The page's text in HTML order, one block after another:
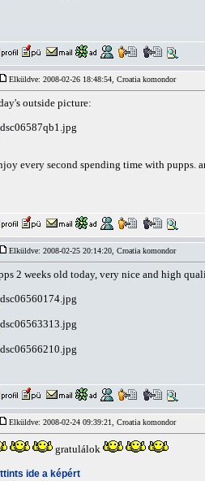
Elküldve: 2008-02-26 18:48:54, Croatia komondor
outside picture:
every second spending time with pupps.
Elküldve: 2008-02-25 20:14:20, Croatia komondor
2 weeks old today, very nice and high
Elküldve: 2008-02-24 09:39:21, Croatia komondor
gratulálok
ide a képért